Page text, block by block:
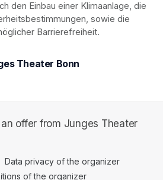
den Einbau einer Klimaanlage, die
sowie die
Barrierefreiheit.
Theater Bonn
offer from Junges Theater
(opens in a new tab)
Data privacy of the organizer
of the organizer